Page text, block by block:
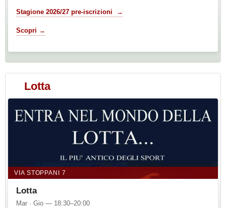
Stagione 2026/27 pre-iscrizioni →
Scopri →
Lotta
VIA STOPPANI 7
Lotta
Mar · Gio — 18:30–20:00